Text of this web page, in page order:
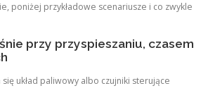
poniżej przykładowe scenariusze i co zwykle
przy przyspieszaniu, czasem
układ paliwowy albo czujniki sterujące